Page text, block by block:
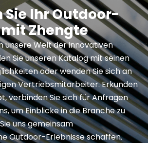
Sie Ihr Outdoor-
Zhengte
unsere Welt der innovativen
Sie unseren Katalog mit seinen
oder wenden Sie sich an
Vertriebsmitarbeiter. Erkunden
verbinden Sie sich für Anfragen
um Einblicke in die Branche zu
uns gemeinsam
Outdoor-Erlebnisse schaffen.